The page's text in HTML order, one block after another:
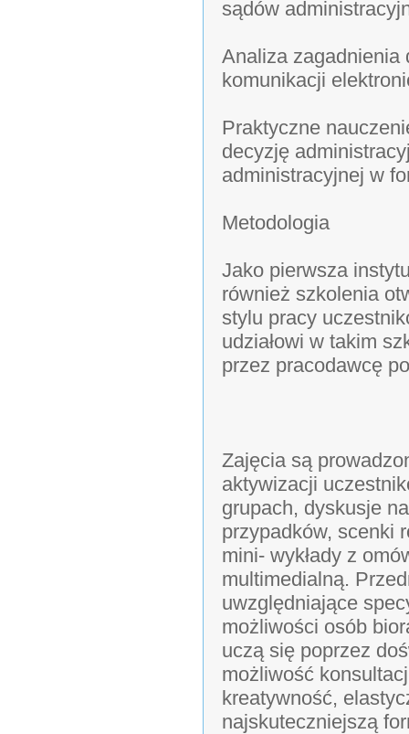
sądów
Analiza zagadnienia
komunikacji
Praktyczne
decyzję
administracyjnej w
Metodologia
Jako pierwsza
również szkolenia
stylu pracy
udziałowi w takim
przez pracodawcę
Zajęcia są
aktywizacji
grupach, dyskusje
przypadków, scenki
mini- wykłady z
multimedialną.
uwzględniające
możliwości osób
uczą się poprzez
możliwość
kreatywność,
najskuteczniejszą